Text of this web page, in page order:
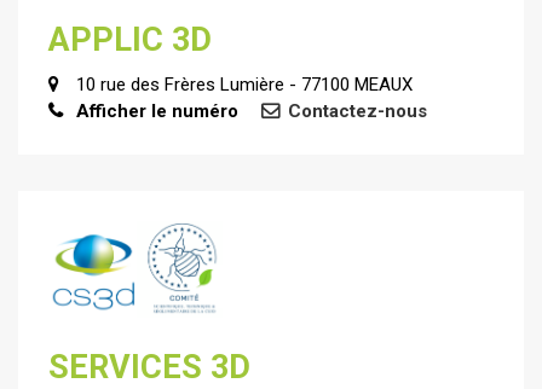
APPLIC 3D
10 rue des Frères Lumière - 77100 MEAUX
Afficher le numéro
Contactez-nous
SERVICES 3D